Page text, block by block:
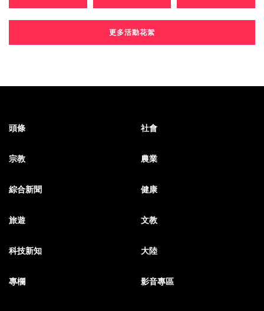
更多活動花絮
頭條 社會
宗教 農業
綜合新聞 健康
旅遊 文教
科技新知 大陸
專欄 影音專區